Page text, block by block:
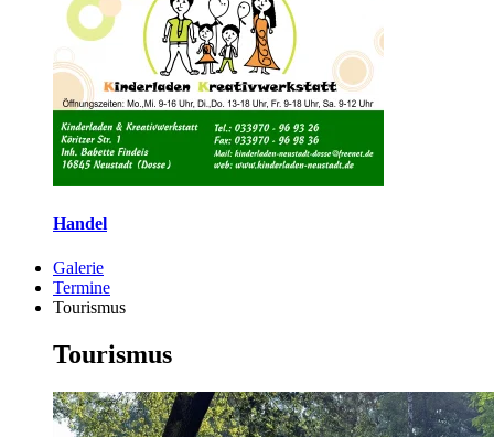
Handel
Galerie
Termine
Tourismus
Tourismus